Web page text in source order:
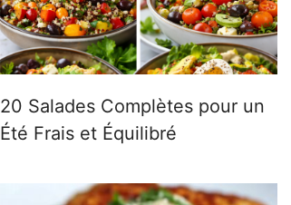
20 Salades Complètes pour un
Été Frais et Équilibré